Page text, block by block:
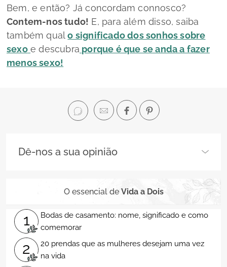
Bem, e então? Já concordam connosco?
Contem-nos tudo! E, para além disso, saiba
também qualo significado dos sonhos sobre
sexo e descubra porque é que se anda a fazer
menos sexo!
Dê-nos a sua opinião
O essencial de Vida a Dois
1
Bodas de casamento: nome, significado e como
comemorar
2
20 prendas que as mulheres desejam uma vez
na vida